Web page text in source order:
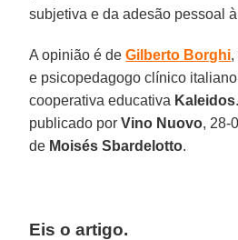
subjetiva e da adesão pessoal
A opinião é deGilberto Borghi,
e psicopedagogo clínico
cooperativa educativa Kaleidos
publicado porVino Nuovo, 28-
de Moisés Sbardelotto.
Eis o artigo.